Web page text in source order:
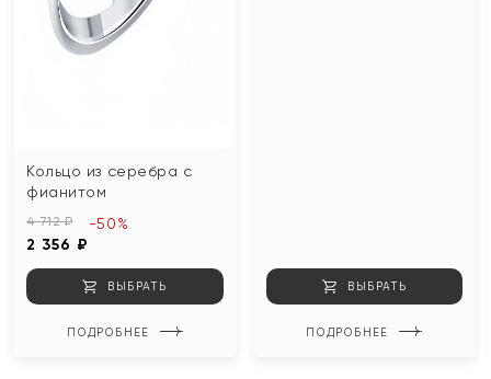
Кольцо из серебра с
фианитом
4 712 ₽
2 356 ₽
-50%
ВЫБРАТЬ
ПОДРОБНЕЕ
ВЫБРАТЬ
ПОДРОБНЕЕ